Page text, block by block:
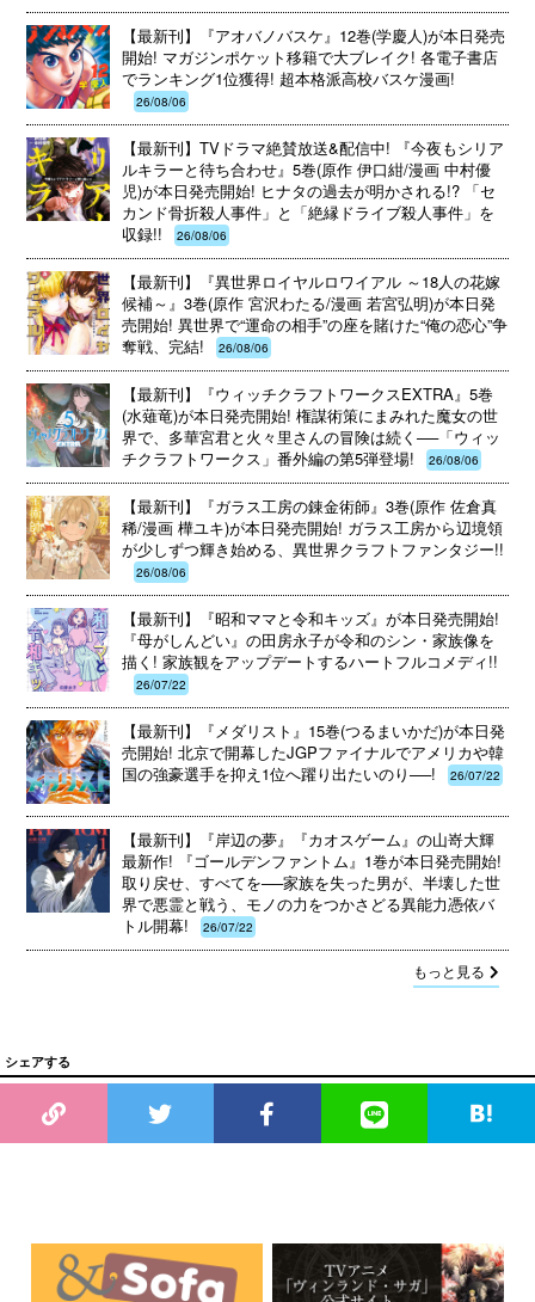
【最新刊】『アオバノバスケ』12巻(学慶人)が本日発売
開始! マガジンポケット移籍で大ブレイク! 各電子書店
でランキング1位獲得! 超本格派高校バスケ漫画!
26/08/06
【最新刊】TVドラマ絶賛放送&配信中! 『今夜もシリア
ルキラーと待ち合わせ』5巻(原作 伊口紺/漫画 中村優
児)が本日発売開始! ヒナタの過去が明かされる!? 「セ
カンド骨折殺人事件」と「絶縁ドライブ殺人事件」を
収録!!
26/08/06
【最新刊】『異世界ロイヤルロワイアル ～18人の花嫁
候補～』3巻(原作 宮沢わたる/漫画 若宮弘明)が本日発
売開始! 異世界で“運命の相手”の座を賭けた“俺の恋心”争
奪戦、完結!
26/08/06
【最新刊】『ウィッチクラフトワークスEXTRA』5巻
(水薙竜)が本日発売開始! 権謀術策にまみれた魔女の世
界で、多華宮君と火々里さんの冒険は続く──「ウィッ
チクラフトワークス」番外編の第5弾登場!
26/08/06
【最新刊】『ガラス工房の錬金術師』3巻(原作 佐倉真
稀/漫画 樺ユキ)が本日発売開始! ガラス工房から辺境領
が少しずつ輝き始める、異世界クラフトファンタジー!!
26/08/06
【最新刊】『昭和ママと令和キッズ』が本日発売開始!
『母がしんどい』の田房永子が令和のシン・家族像を
描く! 家族観をアップデートするハートフルコメディ!!
26/07/22
【最新刊】『メダリスト』15巻(つるまいかだ)が本日発
売開始! 北京で開幕したJGPファイナルでアメリカや韓
国の強豪選手を抑え1位へ躍り出たいのり──!
26/07/22
【最新刊】『岸辺の夢』『カオスゲーム』の山嵜大輝
最新作! 『ゴールデンファントム』1巻が本日発売開始!
取り戻せ、すべてを──家族を失った男が、半壊した世
界で悪霊と戦う、モノの力をつかさどる異能力憑依バ
トル開幕!
26/07/22
もっと見る
シェアする